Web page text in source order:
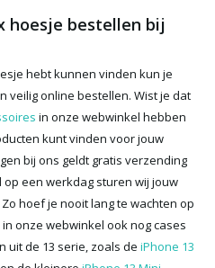
hoesje bestellen bij
hebt kunnen vinden kun je
veilig online bestellen. Wist je dat
in onze webwinkel hebben
kunt vinden voor jouw
bij ons geldt gratis verzending
een werkdag sturen wij jouw
hoef je nooit lang te wachten op
onze webwinkel ook nog cases
uit de 13 serie, zoals de iPhone 13